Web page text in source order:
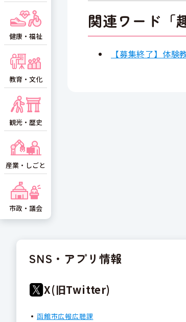
関連ワード「
【募集終了】体
健康・福祉
教育・文化
観光・歴史
産業・しごと
市政・議会
SNS・アプリ情報
X(旧Twitter)
函館市広報広聴課